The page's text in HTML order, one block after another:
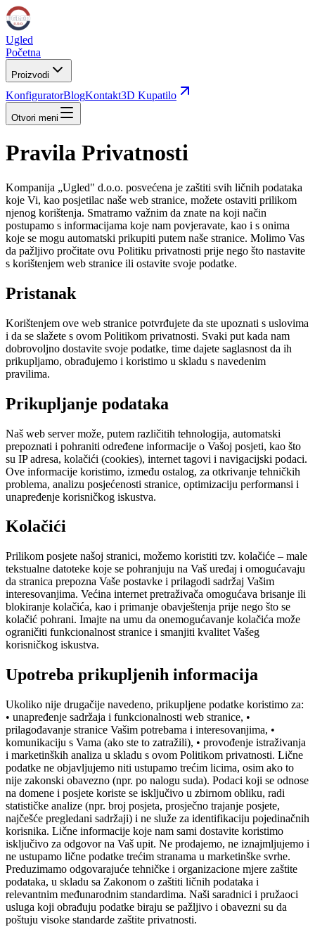
Ugled
Početna
Proizvodi
KonfiguratorBlogKontakt3D Kupatilo
Otvori meni
Pravila Privatnosti
Kompanija „Ugled" d.o.o. posvećena je zaštiti svih ličnih podataka
koje Vi, kao posjetilac naše web stranice, možete ostaviti prilikom
njenog korištenja. Smatramo važnim da znate na koji način
postupamo s informacijama koje nam povjeravate, kao i s onima
koje se mogu automatski prikupiti putem naše stranice. Molimo Vas
da pažljivo pročitate ovu Politiku privatnosti prije nego što nastavite
s korištenjem web stranice ili ostavite svoje podatke.
Pristanak
Korištenjem ove web stranice potvrđujete da ste upoznati s uslovima
i da se slažete s ovom Politikom privatnosti. Svaki put kada nam
dobrovoljno dostavite svoje podatke, time dajete saglasnost da ih
prikupljamo, obrađujemo i koristimo u skladu s navedenim
pravilima.
Prikupljanje podataka
Naš web server može, putem različitih tehnologija, automatski
prepoznati i pohraniti određene informacije o Vašoj posjeti, kao što
su IP adresa, kolačići (cookies), internet tagovi i navigacijski podaci.
Ove informacije koristimo, između ostalog, za otkrivanje tehničkih
problema, analizu posjećenosti stranice, optimizaciju performansi i
unapređenje korisničkog iskustva.
Kolačići
Prilikom posjete našoj stranici, možemo koristiti tzv. kolačiće – male
tekstualne datoteke koje se pohranjuju na Vaš uređaj i omogućavaju
da stranica prepozna Vaše postavke i prilagodi sadržaj Vašim
interesovanjima. Većina internet pretraživača omogućava brisanje ili
blokiranje kolačića, kao i primanje obavještenja prije nego što se
kolačić pohrani. Imajte na umu da onemogućavanje kolačića može
ograničiti funkcionalnost stranice i smanjiti kvalitet Vašeg
korisničkog iskustva.
Upotreba prikupljenih informacija
Ukoliko nije drugačije navedeno, prikupljene podatke koristimo za:
• unapređenje sadržaja i funkcionalnosti web stranice, •
prilagođavanje stranice Vašim potrebama i interesovanjima, •
komunikaciju s Vama (ako ste to zatražili), • provođenje istraživanja
i marketinških analiza u skladu s ovom Politikom privatnosti. Lične
podatke ne objavljujemo niti ustupamo trećim licima, osim ako to
nije zakonski obavezno (npr. po nalogu suda). Podaci koji se odnose
na domene i posjete koriste se isključivo u zbirnom obliku, radi
statističke analize (npr. broj posjeta, prosječno trajanje posjete,
najčešće pregledani sadržaji) i ne služe za identifikaciju pojedinačnih
korisnika. Lične informacije koje nam sami dostavite koristimo
isključivo za odgovor na Vaš upit. Ne prodajemo, ne iznajmljujemo i
ne ustupamo lične podatke trećim stranama u marketinške svrhe.
Preduzimamo odgovarajuće tehničke i organizacione mjere zaštite
podataka, u skladu sa Zakonom o zaštiti ličnih podataka i
relevantnim međunarodnim standardima. Naši saradnici i pružaoci
usluga koji obrađuju podatke biraju se pažljivo i obavezni su da
poštuju visoke standarde zaštite privatnosti.